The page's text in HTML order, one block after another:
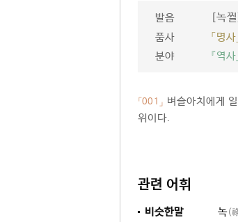
발음 [녹
품사
「명사
분야
『역사
「001」 벼슬아치에게
위이다.
관련 어휘
비슷한말 녹(